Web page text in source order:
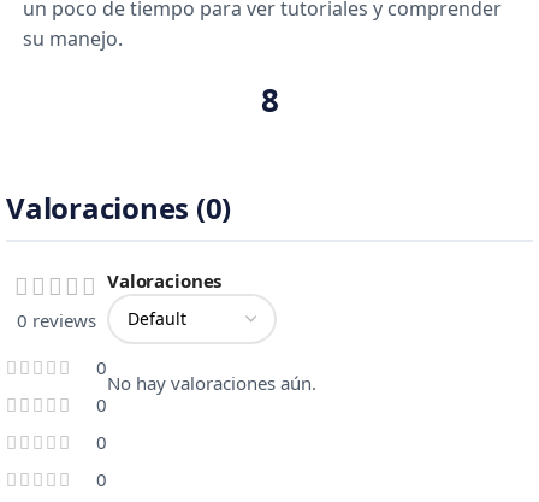
8
un poco de tiempo para ver tutoriales y comprender
su manejo.
Valoraciones (0)
0 reviews
0
0
0
0
Valoraciones
No hay valoraciones aún.